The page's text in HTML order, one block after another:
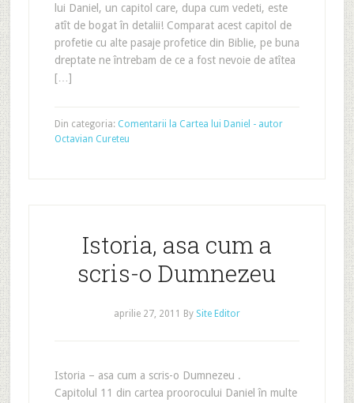
lui Daniel, un capitol care, dupa cum vedeti, este
atît de bogat în detalii! Comparat acest capitol de
profetie cu alte pasaje profetice din Biblie, pe buna
dreptate ne întrebam de ce a fost nevoie de atîtea
[…]
Din categoria: Comentarii la Cartea lui Daniel - autor
Octavian Cureteu
Istoria, asa cum a
scris-o Dumnezeu
aprilie 27, 2011 By Site Editor
Istoria – asa cum a scris-o Dumnezeu .
Capitolul 11 din cartea proorocului Daniel în multe